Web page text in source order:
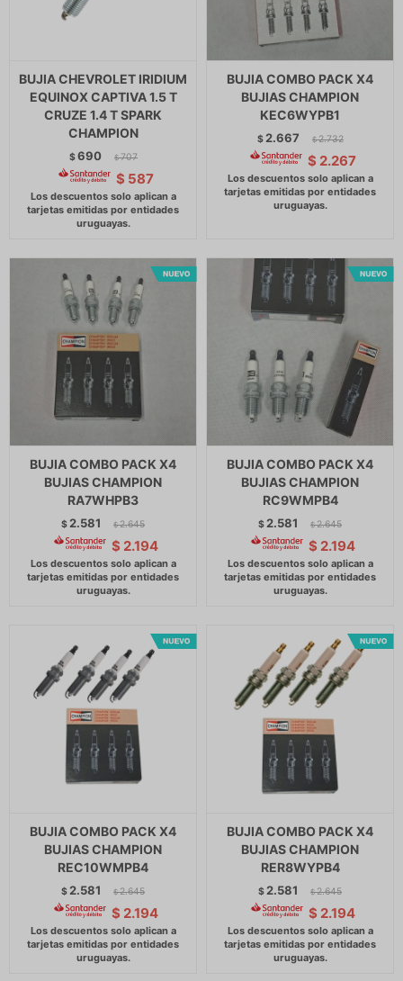
BUJIA CHEVROLET IRIDIUM
EQUINOX CAPTIVA 1.5 T
CRUZE 1.4 T SPARK
CHAMPION
$690 $ 707
$ 587
BUJIA COMBO PACK X4
BUJIAS CHAMPION
KEC6WYPB1
$ 2.667 $ 2.732
$ 2.267
BUJIA COMBO PACK X4
BUJIAS CHAMPION
RA7WHPB3
$ 2.581 $ 2.645
$ 2.194
BUJIA COMBO PACK X4
BUJIAS CHAMPION
RC9WMPB4
$ 2.581 $ 2.645
$ 2.194
BUJIA COMBO PACK X4
BUJIAS CHAMPION
REC10WMPB4
$ 2.581 $ 2.645
$ 2.194
BUJIA COMBO PACK X4
BUJIAS CHAMPION
RER8WYPB4
$ 2.581 $ 2.645
$ 2.194